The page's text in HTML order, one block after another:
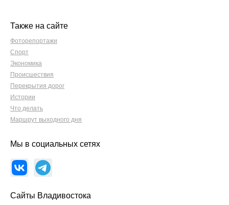
Также на сайте
Фоторепортажи
Спорт
Экономика
Происшествия
Перекрытия дорог
Истории
Что делать
Маршрут выходного дня
Мы в социальных сетях
Сайты Владивостока